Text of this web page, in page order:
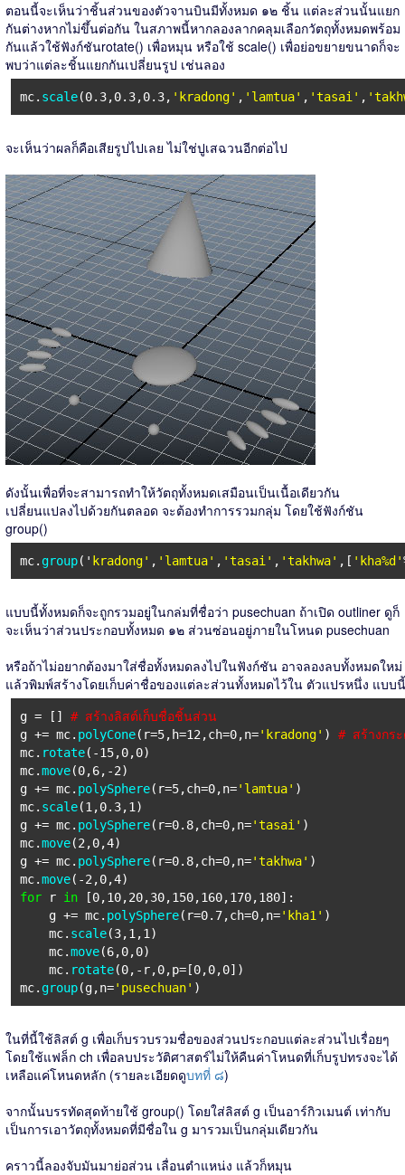
ตอนนี้จะเห็นว่าชิ้นส่วนของตัวจานบินมีทั้งหมด ๑๒ ชิ้น แต่ละส่วนนั้นแยก
กันต่างหากไม่ขึ้นต่อกัน ในสภาพนี้หากลองลากคลุมเลือกวัตถุทั้งหมดพร้อม
กันแล้วใช้ฟังก์ชันrotate() เพื่อหมุน หรือใช้ scale() เพื่อย่อขยายขนาดก็จะ
พบว่าแต่ละชิ้นแยกกันเปลี่ยนรูป เช่นลอง
mc. scale(0.3,0.3,0.3, 'kradong' , 'lamtua' , 'tasai' ,
จะเห็นว่าผลก็คือเสียรูปไปเลย ไม่ใช่ปูเสฉวนอีกต่อไป
ดังนั้นเพื่อที่จะสามารถทำให้วัตถุทั้งหมดเสมือนเป็นเนื้อเดียวกัน
เปลี่ยนแปลงไปด้วยกันตลอด จะต้องทำการรวมกลุ่ม โดยใช้ฟังก์ชัน
group()
mc. group(' kradong' , 'lamtua' , 'tasai' , 'takhwa' ,[ 'kha%d'
แบบนี้ทั้งหมดก็จะถูกรวมอยู่ในกล่มที่ชื่อว่า pusechuan ถ้าเปิด outliner ดูก็
จะเห็นว่าส่วนประกอบทั้งหมด ๑๒ ส่วนซ่อนอยู่ภายในโหนด pusechuan
หรือถ้าไม่อยากต้องมาใส่ชื่อทั้งหมดลงไปในฟังก์ชัน อาจลองลบทั้งหมดใหม่
แล้วพิมพ์สร้างโดยเก็บค่าชื่อของแต่ละส่วนทั้งหมดไว้ใน ตัวแปรหนึ่ง แบบนี้
g = [] # สร้างลิสต์เก็บชื่อชิ้นส่วน
g += mc. polyCone(r=5,h=12,ch=0,n='kradong' ) # สร้างกร
mc. rotate(-15,0,0)
mc.move(0,6,-2)
g += mc. polySphere(r=5,ch=0,n='lamtua' )
mc. scale(1,0.3,1)
g += mc. polySphere(r=0.8,ch=0,n='tasai' )
mc.move(2,0,4)
g += mc. polySphere(r=0.8,ch=0,n='takhwa' )
mc.move(-2,0,4)
for r in [0,10,20,30,150,160,170,180]:
g += mc. polySphere(r=0.7,ch=0,n='kha1' )
mc. scale(3,1,1)
mc.move(6,0,0)
mc. rotate(0,-r,0,p=[0,0,0])
mc. group(g,n='pusechuan' )
ในที่นี้ใช้ลิสต์ g เพื่อเก็บรวบรวมชื่อของส่วนประกอบแต่ละส่วนไปเรื่อยๆ
โดยใช้แฟล็ก ch เพื่อลบประวัติศาสตร์ไม่ให้คืนค่าโหนดที่เก็บรูปทรงจะได้
เหลือแค่โหนดหลัก (รายละเอียดดูบทที่ ๘)
จากนั้นบรรทัดสุดท้ายใช้ group() โดยใส่ลิสต์ g เป็นอาร์กิวเมนต์ เท่ากับ
เป็นการเอาวัตถุทั้งหมดที่มีชื่อใน g มารวมเป็นกลุ่มเดียวกัน
คราวนี้ลองจับมันมาย่อส่วน เลื่อนตำแหน่ง แล้วก็หมุน